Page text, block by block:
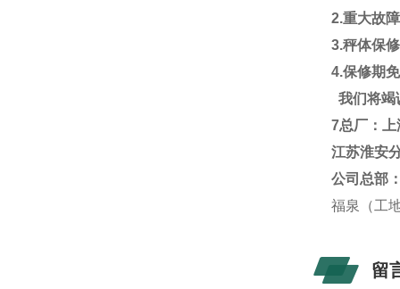
2.重大故
3.秤体保修
4.保修期
我们将竭
7总厂：
江苏淮安
公司总部
福泉（工
留